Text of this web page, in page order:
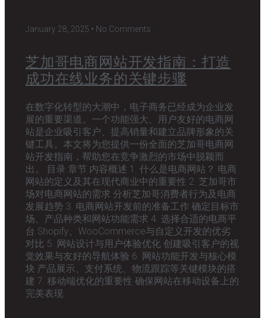
January 28, 2025 No Comments
芝加哥电商网站开发指南：打造
成功在线业务的关键步骤
在数字化转型的大潮中，电子商务已经成为企业发
展的重要渠道。一个功能强大、用户友好的电商网
站是企业吸引客户、提高销量和建立品牌形象的关
键工具。本文将为您提供一份全面的芝加哥电商网
站开发指南，帮助您在竞争激烈的市场中脱颖而
出。 目录 章节 内容概述 1. 什么是电商网站？ 电商
网站的定义及其在现代商业中的重要性 2. 芝加哥市
场对电商网站的需求 分析芝加哥消费者行为及电商
发展趋势 3. 电商网站开发前的准备工作 确定目标市
场、产品种类和网站功能需求 4. 选择合适的电商平
台 Shopify、WooCommerce与自定义开发的优劣
对比 5. 网站设计与用户体验优化 创建吸引客户的视
觉效果与友好的导航体验 6. 网站功能开发与核心模
块 产品展示、支付系统、物流跟踪等关键模块的搭
建 7. 移动端优化的重要性 确保网站在移动设备上的
完美表现